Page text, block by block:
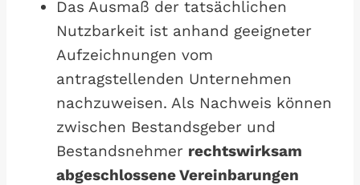
Das Ausmaß der tatsächlichen
Nutzbarkeit ist anhand geeigneter
Aufzeichnungen vom
antragstellenden Unternehmen
nachzuweisen. Als Nachweis können
zwischen Bestandsgeber und
Bestandsnehmer rechtswirksam
abgeschlossene Vereinbarungen